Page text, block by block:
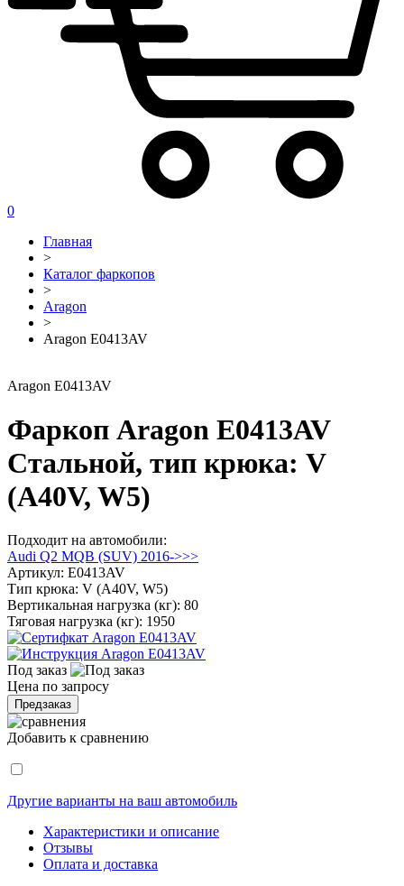
0
Главная
>
Каталог фаркопов
>
Aragon
>
Aragon E0413AV
Aragon E0413AV
Фаркоп Aragon E0413AV
Стальной, тип крюка: V
(A40V, W5)
Подходит на автомобили:
Audi Q2 MQB (SUV) 2016->>>
Артикул: E0413AV
Тип крюка: V (A40V, W5)
Вертикальная нагрузка (кг): 80
Тяговая нагрузка (кг): 1950
Под заказ
Цена по запросу
Предзаказ
Добавить к сравнению
Другие варианты на ваш автомобиль
Характеристики и описание
Отзывы
Оплата и доставка